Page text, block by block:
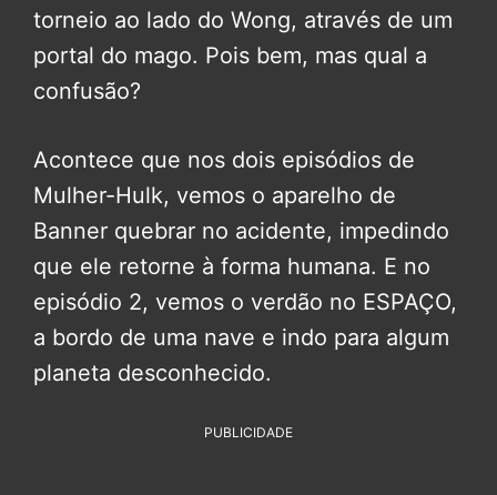
torneio ao lado do Wong, através de um
portal do mago. Pois bem, mas qual a
confusão?
Acontece que nos dois episódios de
Mulher-Hulk, vemos o aparelho de
Banner quebrar no acidente, impedindo
que ele retorne à forma humana. E no
episódio 2, vemos o verdão no ESPAÇO,
a bordo de uma nave e indo para algum
planeta desconhecido.
PUBLICIDADE